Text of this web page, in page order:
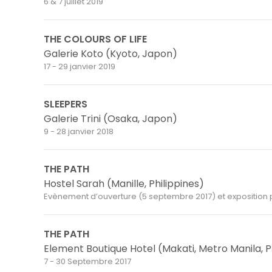
THE COLOURS OF LIFE
Galerie Koto (Kyoto, Japon)
17 - 29 janvier 2019
SLEEPERS
Galerie Trini (Osaka, Japon)
9 - 28 janvier 2018
THE PATH
Hostel Sarah (Manille, Philippines)
Evènement d’ouverture (5 septembre 2017) et
THE PATH
Element Boutique Hotel (Makati, Metro Manila,
7 - 30 Septembre 2017